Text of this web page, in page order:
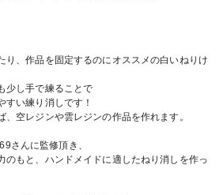
り、作品を固定するのにオススメの白いねりけ
少し手で練ることで
すい練り消しです！
、空レジンや雲レジンの作品を作れます。
さんに監修頂き、
のもと、ハンドメイドに適したねり消しを作っ